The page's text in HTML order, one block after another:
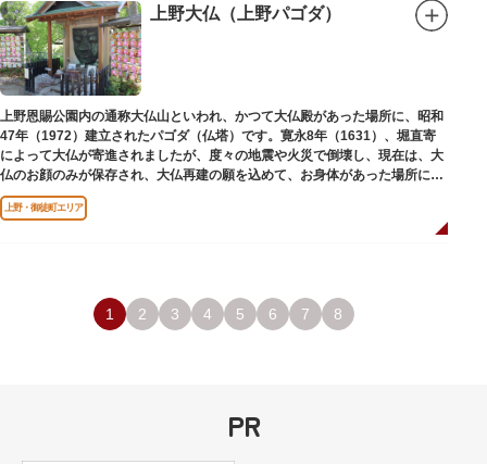
なので、お土産購入にも便利です。上野大仏（上野パゴダ）
上野恩賜公園内の通称大仏山といわれ、かつて大仏殿があった場所に、昭和
47年（1972）建立されたパゴダ（仏塔）です。寛永8年（1631）、堀直寄
によって大仏が寄進されましたが、度々の地震や火災で倒壊し、現在は、大
仏のお顔のみが保存され、大仏再建の願を込めて、お身体があった場所にパ
ゴダが建てられました。
上野・御徒町エリア
1 2 3 4 5 6 7 8
PR